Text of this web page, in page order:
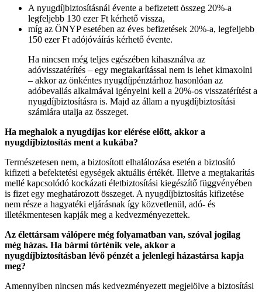
A nyugdíjbiztosításnál évente a befizetett összeg 20%-a
legfeljebb 130 ezer Ft kérhető vissza,
míg az ÖNYP esetében az éves befizetések 20%-a, legfeljebb
150 ezer Ft adójóváírás kérhető évente.
Ha nincsen még teljes egészében kihasználva az
adóvisszatérítés – egy megtakarítással nem is lehet kimaxolni
– akkor az önkéntes nyugdíjpénztárhoz hasonlóan az
adóbevallás alkalmával igényelni kell a 20%-os visszatérítést a
nyugdíjbiztosításra is. Majd az állam a nyugdíjbiztosítási
számlára utalja az összeget.
Ha meghalok a nyugdíjas kor elérése előtt, akkor a
nyugdíjbiztosítás ment a kukába?
Természetesen nem, a biztosított elhalálozása esetén a biztosító
kifizeti a befektetési egységek aktuális értékét. Illetve a megtakarítás
mellé kapcsolódó kockázati életbiztosítási kiegészítő függvényében
is fizet egy meghatározott összeget. A nyugdíjbiztosítás kifizetése
nem része a hagyatéki eljárásnak így közvetlenül, adó- és
illetékmentesen kapják meg a kedvezményezettek.
Az élettársam válópere még folyamatban van, szóval jogilag
még házas. Ha bármi történik vele, akkor a
nyugdíjbiztosításban lévő pénzét a jelenlegi házastársa kapja
meg?
Amennyiben nincsen más kedvezményezett megjelölve a biztosítási